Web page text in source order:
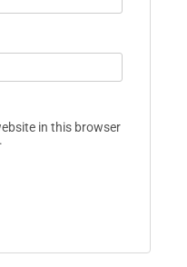
in this browser